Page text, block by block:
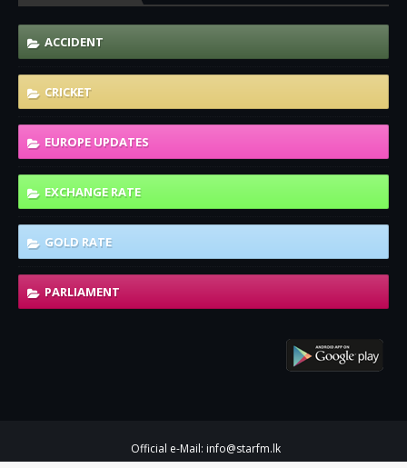
ACCIDENT
CRICKET
EUROPE UPDATES
EXCHANGE RATE
GOLD RATE
PARLIAMENT
Official e-Mail: info@starfm.lk